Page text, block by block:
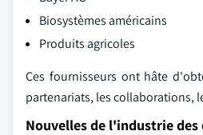
Biosystèmes américains
Produits agricoles
Ces fournisseurs ont hâte
partenariats, les collaborations,
Nouvelles de l'industrie des